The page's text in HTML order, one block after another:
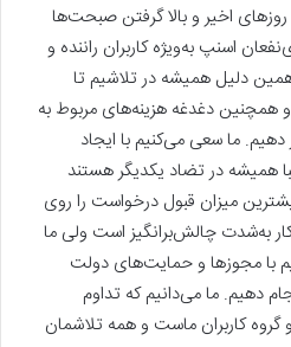
اخیر و بالا گرفتن صبحت‌ها
اسنپ به‌ویژه کاربران راننده و
دلیل همیشه در تلاشیم تا
و همچنین دغدغه هزینه‌های مربوط به
دهیم. ما سعی می‌کنیم با ایجاد
همیشه در تضاد یکدیگر هستند
میزان قبول درخواست را روی
به‌شدت چالش‌برانگیز است ولی ما
با مجوزها و حمایت‌های دولت
دهیم. ما می‌دانیم که تداوم
کاربران ماست و همه تلاشمان